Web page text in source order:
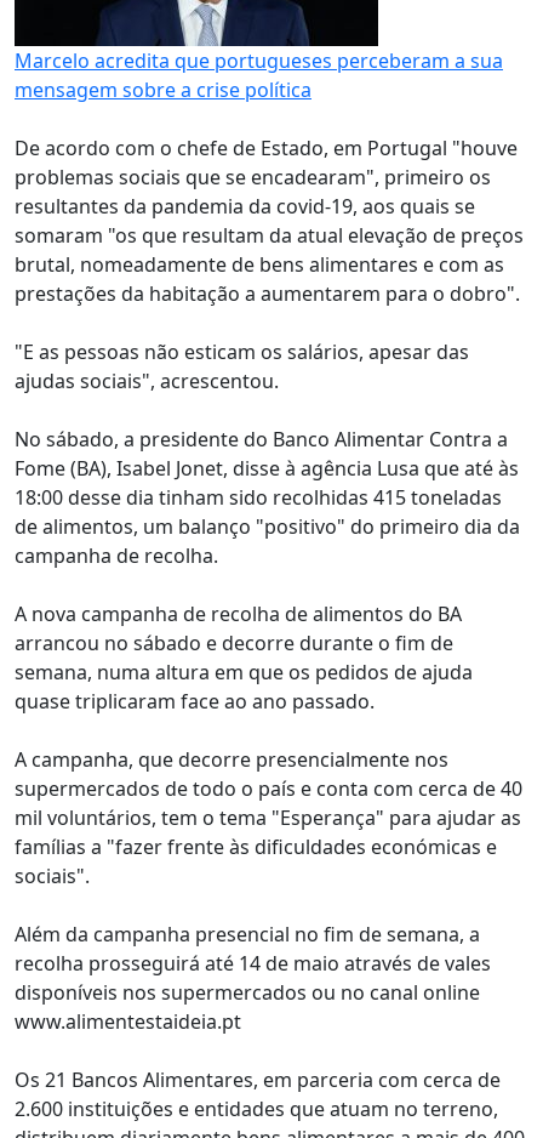
Marcelo acredita que portugueses perceberam a sua
mensagem sobre a crise política
De acordo com o chefe de Estado, em Portugal "houve
problemas sociais que se encadearam", primeiro os
resultantes da pandemia da covid-19, aos quais se
somaram "os que resultam da atual elevação de preços
brutal, nomeadamente de bens alimentares e com as
prestações da habitação a aumentarem para o dobro".
"E as pessoas não esticam os salários, apesar das
ajudas sociais", acrescentou.
No sábado, a presidente do Banco Alimentar Contra a
Fome (BA), Isabel Jonet, disse à agência Lusa que até às
18:00 desse dia tinham sido recolhidas 415 toneladas
de alimentos, um balanço "positivo" do primeiro dia da
campanha de recolha.
A nova campanha de recolha de alimentos do BA
arrancou no sábado e decorre durante o fim de
semana, numa altura em que os pedidos de ajuda
quase triplicaram face ao ano passado.
A campanha, que decorre presencialmente nos
supermercados de todo o país e conta com cerca de 40
mil voluntários, tem o tema "Esperança" para ajudar as
famílias a "fazer frente às dificuldades económicas e
sociais".
Além da campanha presencial no fim de semana, a
recolha prosseguirá até 14 de maio através de vales
disponíveis nos supermercados ou no canal online
www.alimentestaideia.pt
Os 21 Bancos Alimentares, em parceria com cerca de
2.600 instituições e entidades que atuam no terreno,